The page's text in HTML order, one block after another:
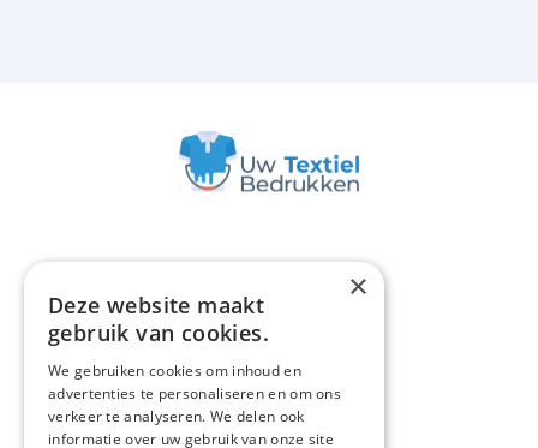
ASSORTIMENT
Promotiekleding
Onze merken
×
Deze website maakt
gebruik van cookies.
We gebruiken cookies om inhoud en
advertenties te personaliseren en om ons
verkeer te analyseren. We delen ook
informatie over uw gebruik van onze site